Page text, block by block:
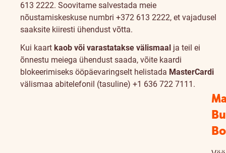
613 2222. Soovitame salvestada meie
nõustamiskeskuse numbri +372 613 2222, et vajadusel
saaksite kiiresti ühendust võtta.
Kui kaart kaob või varastatakse välismaal ja teil ei
õnnestu meiega ühendust saada, võite kaardi
blokeerimiseks ööpäevaringselt helistada MasterCardi
välismaa abitelefonil (tasuline) +1 636 722 7111.